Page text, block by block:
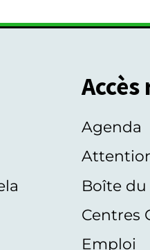
Agenda
Boîte du
Centres
Emploi